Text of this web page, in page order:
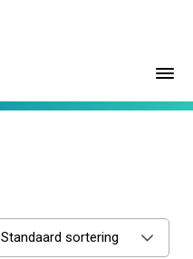
Standaard sortering